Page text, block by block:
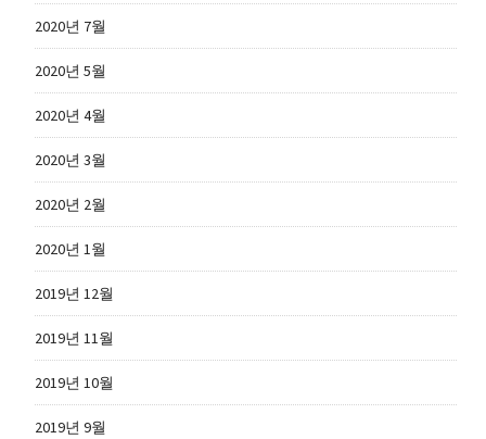
2020년 7월
2020년 5월
2020년 4월
2020년 3월
2020년 2월
2020년 1월
2019년 12월
2019년 11월
2019년 10월
2019년 9월